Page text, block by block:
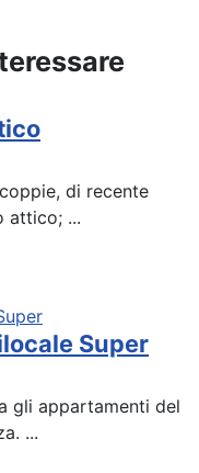
di recente
attico; ...
Super
gli appartamenti del
...